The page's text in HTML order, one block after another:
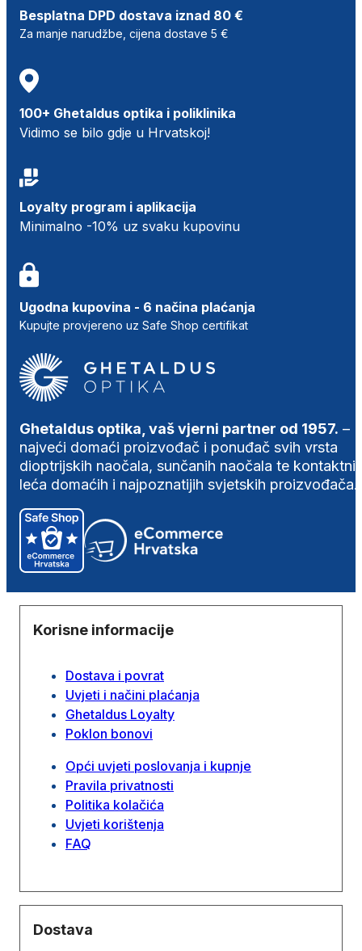
Besplatna DPD dostava iznad 80 €
Za manje narudžbe, cijena dostave 5 €
100+ Ghetaldus optika i poliklinika
Vidimo se bilo gdje u Hrvatskoj!
Loyalty program i aplikacija
Minimalno -10% uz svaku kupovinu
Ugodna kupovina - 6 načina plaćanja
Kupujte provjereno uz Safe Shop certifikat
Ghetaldus optika, vaš vjerni partner od 1957. –
najveći domaći proizvođač i ponuđač svih vrsta
dioptrijskih naočala, sunčanih naočala te
leća domaćih i najpoznatijih svjetskih proizvođača.
Korisne informacije
Dostava i povrat
Uvjeti i načini plaćanja
Ghetaldus Loyalty
Poklon bonovi
Opći uvjeti poslovanja i kupnje
Pravila privatnosti
Politika kolačića
Uvjeti korištenja
FAQ
Dostava